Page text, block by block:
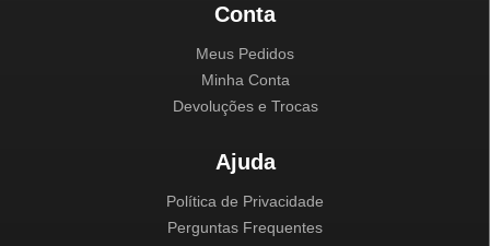
Conta
Meus Pedidos
Minha Conta
Devoluções e Trocas
Ajuda
Política de Privacidade
Perguntas Frequentes